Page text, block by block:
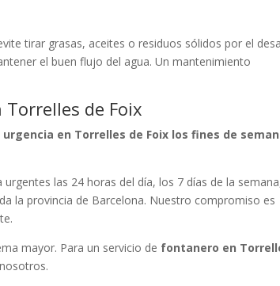
tirar grasas, aceites o residuos sólidos por el
el buen flujo del agua. Un mantenimiento
de Foix
en Torrelles de Foix los fines de
las 24 horas del día, los 7 días de la
la provincia de Barcelona. Nuestro compromiso es
mayor. Para un servicio de fontanero en